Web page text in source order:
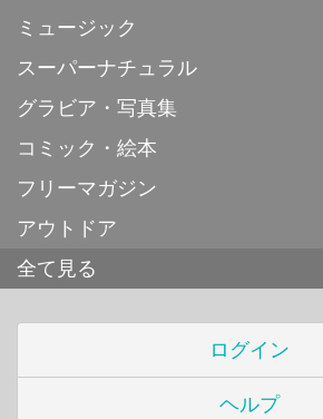
ミュージック
スーパーナチュラル
グラビア・写真集
コミック・絵本
フリーマガジン
アウトドア
全て見る
ログイン
ヘルプ